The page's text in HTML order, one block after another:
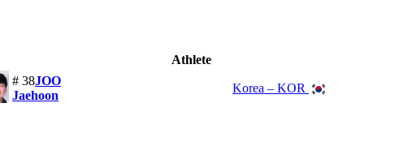
Athlete
# 38JOO
Jaehoon
Korea – KOR